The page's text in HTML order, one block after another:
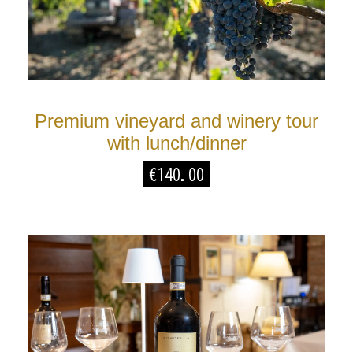
Premium vineyard and winery tour
with lunch/dinner
€140.00